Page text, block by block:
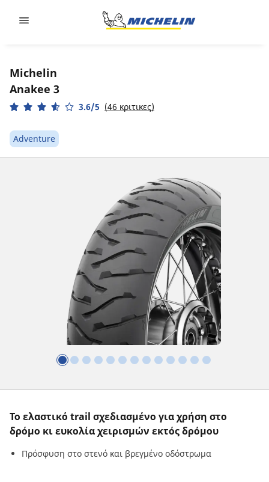
Michelin
Anakee 3
3.6/5 (46 κριτικες)
Adventure
Το ελαστικό trail σχεδιασμένο για χρήση στο
δρόμο κι ευκολία χειρισμών εκτός δρόμου
Πρόσφυση στο στενό και βρεγμένο οδόστρωμα